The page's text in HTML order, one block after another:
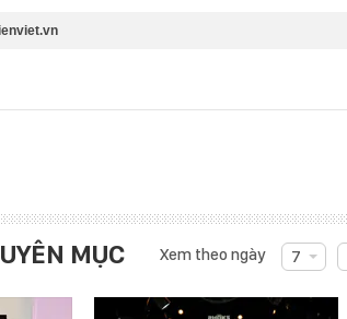
MỤC Xem theo ngày 7